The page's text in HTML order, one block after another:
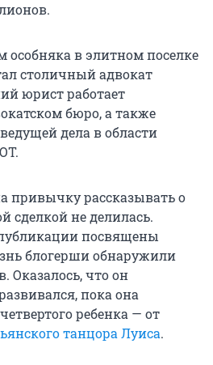
в элитном поселке
столичный адвокат
юрист работает
бюро, а также
дела в области
привычку рассказывать о
сделкой не делилась.
посвящены
блогерши обнаружили
Оказалось, что он
пока она
ребенка — от
танцора Луиса.